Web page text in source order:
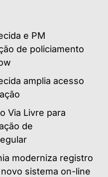
e PM
de policiamento
amplia acesso
Via Livre para
de
moderniza registro
sistema on-line